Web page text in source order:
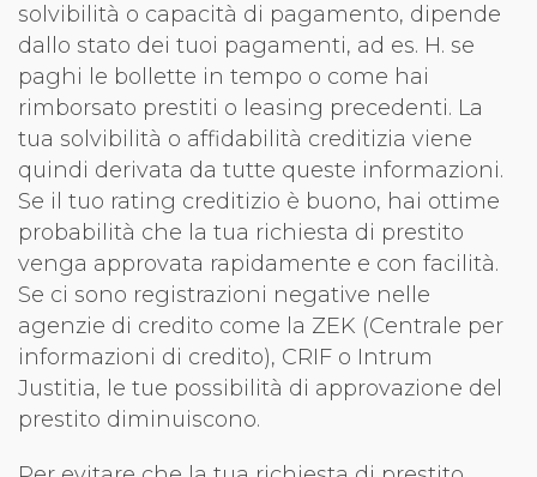
solvibilità o capacità di pagamento, dipende
dallo stato dei tuoi pagamenti, ad es. H. se
paghi le bollette in tempo o come hai
rimborsato prestiti o leasing precedenti. La
tua solvibilità o affidabilità creditizia viene
quindi derivata da tutte queste informazioni.
Se il tuo rating creditizio è buono, hai ottime
probabilità che la tua richiesta di prestito
venga approvata rapidamente e con facilità.
Se ci sono registrazioni negative nelle
agenzie di credito come la ZEK (Centrale per
informazioni di credito), CRIF o Intrum
Justitia, le tue possibilità di approvazione del
prestito diminuiscono.